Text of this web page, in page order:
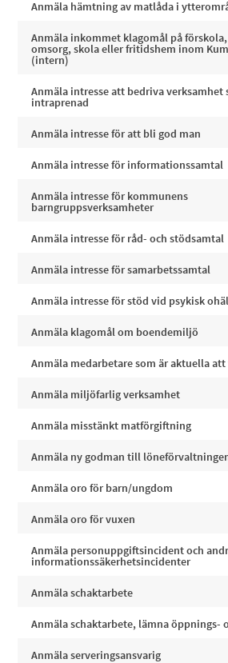
Anmäla hämtning av matlåda i
Anmäla inkommet klagomål på
omsorg, skola eller fritidshem inom
(intern)
Anmäla intresse att bedriva verksamhet
intraprenad
Anmäla intresse för att bli god man
Anmäla intresse för informationssamtal
Anmäla intresse för kommunens
barngruppsverksamheter
Anmäla intresse för råd- och stödsamtal
Anmäla intresse för samarbetssamtal
Anmäla intresse för stöd vid psykisk
Anmäla klagomål om boendemiljö
Anmäla medarbetare som är aktuella
Anmäla miljöfarlig verksamhet
Anmäla misstänkt matförgiftning
Anmäla ny godman till
Anmäla oro för barn/ungdom
Anmäla oro för vuxen
Anmäla personuppgiftsincident och
informationssäkerhetsincidenter
Anmäla schaktarbete
Anmäla schaktarbete, lämna öppnings-
Anmäla serveringsansvarig